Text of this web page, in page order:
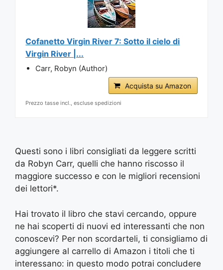
Cofanetto Virgin River 7: Sotto il cielo di
Virgin River |...
Carr, Robyn (Author)
Acquista su Amazon
Prezzo tasse incl., escluse spedizioni
Questi sono i libri consigliati da leggere scritti
da Robyn Carr, quelli che hanno riscosso il
maggiore successo e con le migliori recensioni
dei lettori*.
Hai trovato il libro che stavi cercando, oppure
ne hai scoperti di nuovi ed interessanti che non
conoscevi? Per non scordarteli, ti consigliamo di
aggiungere al carrello di Amazon i titoli che ti
interessano: in questo modo potrai concludere